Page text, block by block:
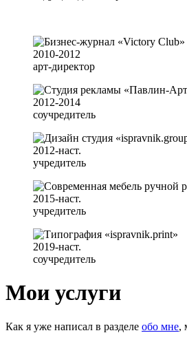
2010-2012
арт-директор
2012-2014
соучредитель
2012-наст.
учредитель
2015-наст.
учредитель
2019-наст.
соучредитель
Мои услуги
Как я уже написал в разделе обо мне,